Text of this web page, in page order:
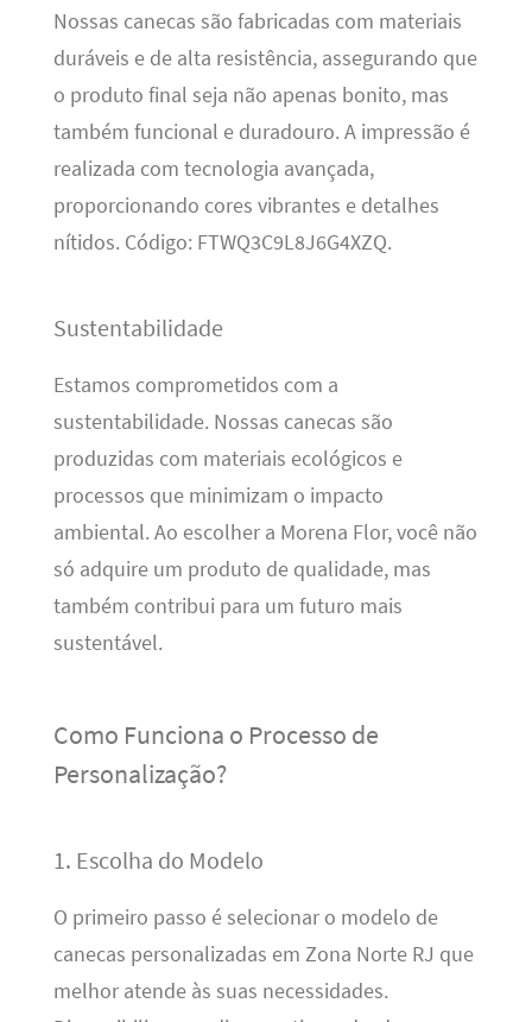
Nossas canecas são fabricadas com materiais
duráveis e de alta resistência, assegurando que
o produto final seja não apenas bonito, mas
também funcional e duradouro. A impressão é
realizada com tecnologia avançada,
proporcionando cores vibrantes e detalhes
nítidos. Código: FTWQ3C9L8J6G4XZQ.
Sustentabilidade
Estamos comprometidos com a
sustentabilidade. Nossas canecas são
produzidas com materiais ecológicos e
processos que minimizam o impacto
ambiental. Ao escolher a Morena Flor, você não
só adquire um produto de qualidade, mas
também contribui para um futuro mais
sustentável.
Como Funciona o Processo de
Personalização?
1. Escolha do Modelo
O primeiro passo é selecionar o modelo de
canecas personalizadas em Zona Norte RJ que
melhor atende às suas necessidades.